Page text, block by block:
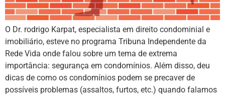
O Dr. rodrigo Karpat, especialista em direito condominial e
imobiliário, esteve no programa Tribuna Independente da
Rede Vida onde falou sobre um tema de extrema
importância: segurança em condomínios. Além disso, deu
dicas de como os condomínios podem se precaver de
possíveis problemas (assaltos, furtos, etc.) quando falamos